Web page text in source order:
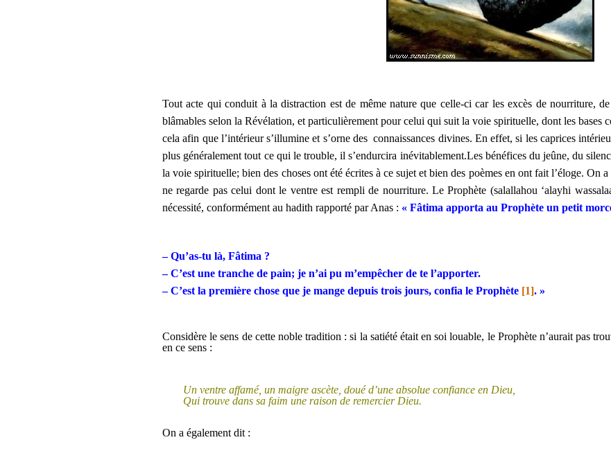
Tout acte qui conduit à la distraction est de même nature que celle-ci car les excès de nourriture,
blâmables selon la Révélation, et particulièrement pour celui qui suit la voie spirituelle, dont les bases
cela afin que l’intérieur s’illumine et s’orne des connaissances divines. En effet, si les caprices
plus généralement tout ce qui le trouble, il s’endurcira inévitablement.Les bénéfices du jeûne, du
la voie spirituelle; bien des choses ont été écrites à ce sujet et bien des poèmes en ont fait l’éloge. On
ne regarde pas celui dont le ventre est rempli de nourriture. Le Prophète (salallahou ‘alayhi
nécessité, conformément au hadith rapporté par Anas : « Fâtima apporta au Prophète un petit
– Qu’as-tu là, Fâtima ?
– C’est une tranche de pain; je n’ai pu m’empêcher de te l’apporter.
– C’est la première chose que je mange depuis trois jours, confia le Prophète [1]. »
Considère le sens de cette noble tradition : si la satiété était en soi louable, le Prophète n’aurait pas
en ce sens :
Un ventre affamé, un maigre ascète, doué d’une absolue confiance en Dieu,
Qui trouve dans sa faim une raison de remercier Dieu.
On a également dit :